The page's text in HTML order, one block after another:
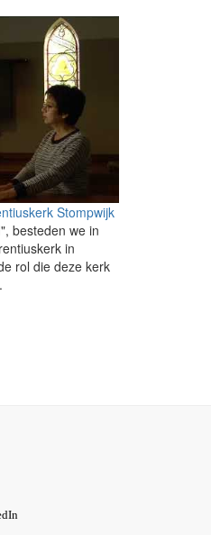
Stompwijk
besteden we in
in
rol die deze kerk